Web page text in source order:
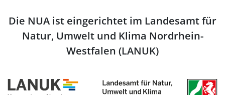
Die NUA ist eingerichtet im Landesamt für
Natur, Umwelt und Klima Nordrhein-
Westfalen (LANUK)